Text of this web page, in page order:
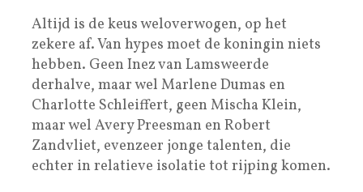
Altijd is de keus weloverwogen, op het
zekere af. Van hypes moet de koningin niets
hebben. Geen Inez van Lamsweerde
derhalve, maar wel Marlene Dumas en
Charlotte Schleiffert, geen Mischa Klein,
maar wel Avery Preesman en Robert
Zandvliet, evenzeer jonge talenten, die
echter in relatieve isolatie tot rijping komen.